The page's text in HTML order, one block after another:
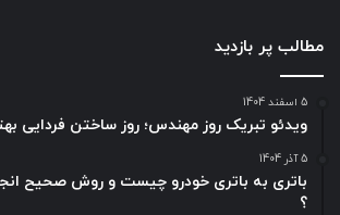
مطالب پر بازدید
5 اسفند 1404
ویدئو تبریک روز مهندس؛ روز ساختن فردایی
5 آذر 1404
باتری به باتری خودرو چیست و روش صحیح
؟